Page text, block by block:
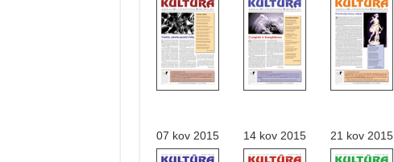
07 kov 2015 14 kov 2015 21 kov 2015